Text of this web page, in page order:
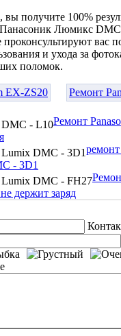
получите 100%
Панасоник Люмикс
вас
и ухода за
поломок.
EX-ZS20 Ремонт
Ремонт
- 3D1
держит заряд